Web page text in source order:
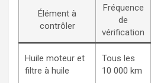
Élément à
contrôler
Fréquence
de
vérification
Huile moteur et
filtre à huile
Tous les
10 000 km